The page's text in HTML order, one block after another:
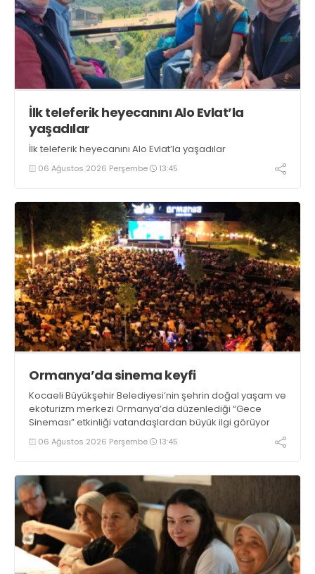
İlk teleferik heyecanını Alo Evlat’la
yaşadılar
İlk teleferik heyecanını Alo Evlat’la yaşadılar
06 Ağustos 2026 Perşembe 13:45
Ormanya’da sinema keyfi
Kocaeli Büyükşehir Belediyesi’nin şehrin doğal yaşam ve
ekoturizm merkezi Ormanya’da düzenlediği “Gece
Sineması” etkinliği vatandaşlardan büyük ilgi görüyor
06 Ağustos 2026 Perşembe 13:45